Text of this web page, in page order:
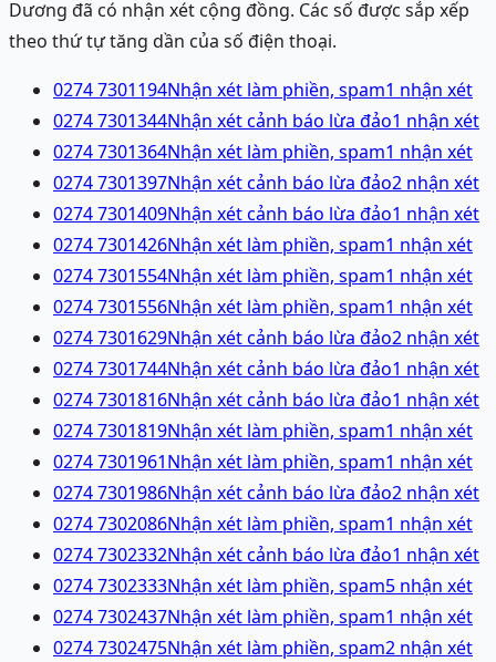
Dương đã có nhận xét cộng đồng. Các số được sắp xếp
theo thứ tự tăng dần của số điện thoại.
0274 7301194Nhận xét làm phiền, spam1 nhận xét
0274 7301344Nhận xét cảnh báo lừa đảo1 nhận xét
0274 7301364Nhận xét làm phiền, spam1 nhận xét
0274 7301397Nhận xét cảnh báo lừa đảo2 nhận xét
0274 7301409Nhận xét cảnh báo lừa đảo1 nhận xét
0274 7301426Nhận xét làm phiền, spam1 nhận xét
0274 7301554Nhận xét làm phiền, spam1 nhận xét
0274 7301556Nhận xét làm phiền, spam1 nhận xét
0274 7301629Nhận xét cảnh báo lừa đảo2 nhận xét
0274 7301744Nhận xét cảnh báo lừa đảo1 nhận xét
0274 7301816Nhận xét cảnh báo lừa đảo1 nhận xét
0274 7301819Nhận xét làm phiền, spam1 nhận xét
0274 7301961Nhận xét làm phiền, spam1 nhận xét
0274 7301986Nhận xét cảnh báo lừa đảo2 nhận xét
0274 7302086Nhận xét làm phiền, spam1 nhận xét
0274 7302332Nhận xét cảnh báo lừa đảo1 nhận xét
0274 7302333Nhận xét làm phiền, spam5 nhận xét
0274 7302437Nhận xét làm phiền, spam1 nhận xét
0274 7302475Nhận xét làm phiền, spam2 nhận xét